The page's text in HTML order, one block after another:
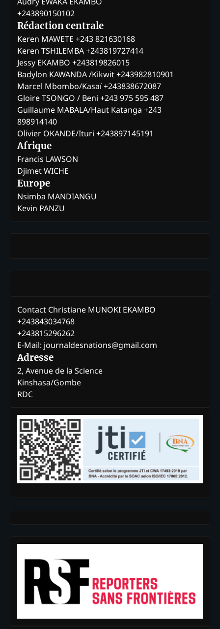
+243890150102
Rédaction centrale
Keren MAWETE +243 821630168
Keren TSHILEMBA +243819727414
Jessy EKAMBO +243819826015
Badylon KAWANDA /Kikwit +243982810901
Marcel Mbombo/Kasaï +243838672087
Gloire TSONGO / Beni +243 975 595 487
Guillaume MABALA/Haut Katanga +243
898914140
Olivier OKANDE/Ituri +243897145191
Afrique
Francis LAWSON
Djimet WICHE
Europe
Nsimba MANDIANGU
Kevin PANZU
Contact Christiane MUNOKI EKAMBO
+243843034768
+243815296262
E-Mail: journaldesnations@gmail.com
Adresse
2, Avenue de la Science
Kinshasa/Gombe
RDC